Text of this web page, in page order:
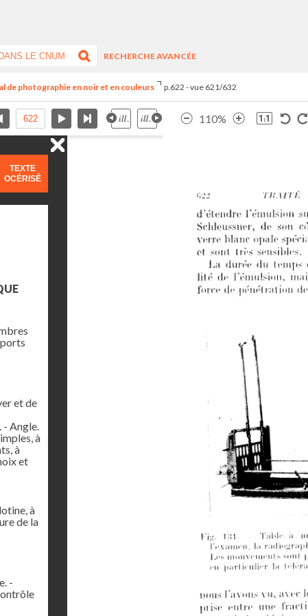
RECHERCHE AVANCÉE
de photographie en noir et en couleurs p.622 - vue 621/632
110%
TEXTE
OCÉRISÉ
et de
- Angle.
à
à
et
à
de la
-